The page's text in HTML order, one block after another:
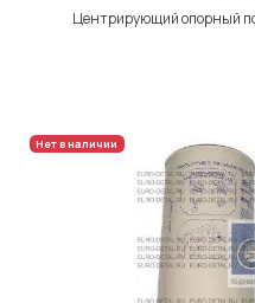
Центрирующий опорный
Нет в наличии